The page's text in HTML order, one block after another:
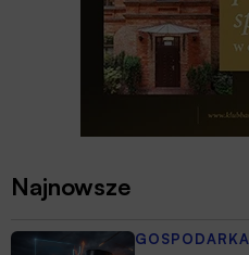
Najnowsze
GOSPODARKA